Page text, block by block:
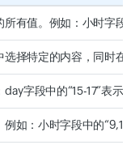
所有值。例如：小时字段
选择特定的内容，同时在
字段中的“15-17”表示
例如：小时字段中的